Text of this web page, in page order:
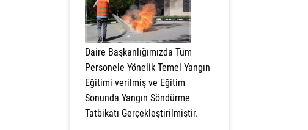
Daire Başkanlığımızda Tüm
Personele Yönelik Temel Yangın
Eğitimi verilmiş ve Eğitim
Sonunda Yangın Söndürme
Tatbikatı Gerçekleştirilmiştir.